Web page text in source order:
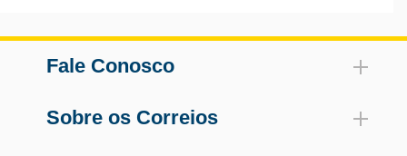
Fale Conosco
Sobre os Correios